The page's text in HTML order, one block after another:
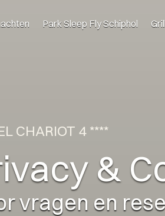
Park Sleep Fly Schiphol
CHARIOT 4 ****
&
vragen en